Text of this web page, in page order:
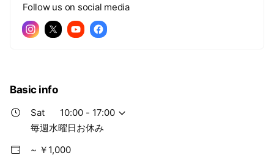
Follow us on social media
Basic info
Sat
10:00 - 17:00
毎週水曜日お休み
~ ￥1,000